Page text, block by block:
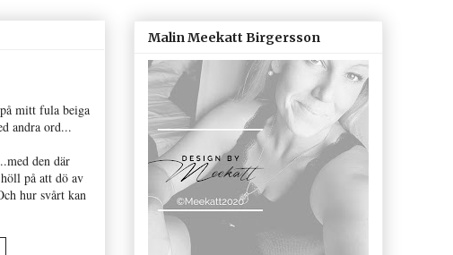
mitt fula beiga
andra ord...
den där
på att dö av
hur svårt kan
Malin Meekatt Birgersson